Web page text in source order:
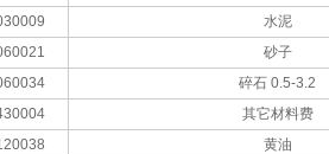
水泥
砂子
碎石 0.5-3.2
其它材料费
黄油